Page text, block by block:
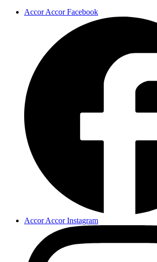
Accor Accor Facebook
Accor Accor Instagram